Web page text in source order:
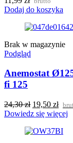
Dodaj do koszyka
Brak w magazynie
Podgląd
Anemostat
fi 125
24,30zł 19,50 zł
Dowiedz się więcej